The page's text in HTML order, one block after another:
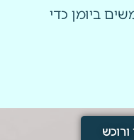
ביומן כדי